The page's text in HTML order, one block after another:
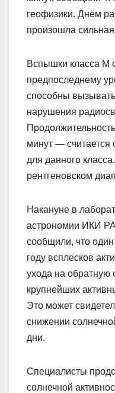
геофизики. Днём
произошла
Вспышки класса M
предпоследнему
способны
нарушения
минут — считается
для данного
рентгеновском
Накануне в
астрономии ИКИ
сообщили, что
году всплесков
ухода на обратную
крупнейших
Это может
снижении
дни.
Специалисты
солнечной